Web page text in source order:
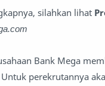
silahkan lihat
Bank Mega
perekrutannya